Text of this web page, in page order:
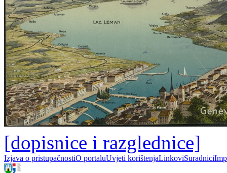
[dopisnice i razglednice]
Izjava o pristupačnostiO portaluUvjeti korištenjaLinkoviSuradnici